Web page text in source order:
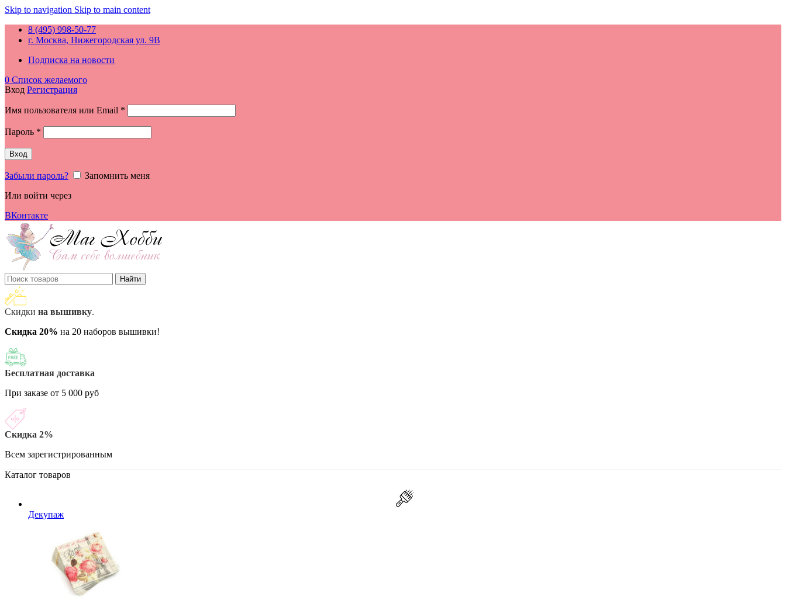
Skip to navigation Skip to main content
8 (495) 998-50-77
г. Москва, Нижегородская ул. 9В
Подписка на новости
0 Список желаемого
Вход Регистрация
Имя пользователя или Email *
Пароль *
Вход
Забыли пароль?
Запомнить меня
Или войти через
ВКонтакте
Найти
Скидки на вышивку.
Скидка 20% на 20 наборов вышивки!
Бесплатная доставка
При заказе от 5 000 руб
Скидка 2%
Всем зарегистрированным
Каталог товаров
Декупаж